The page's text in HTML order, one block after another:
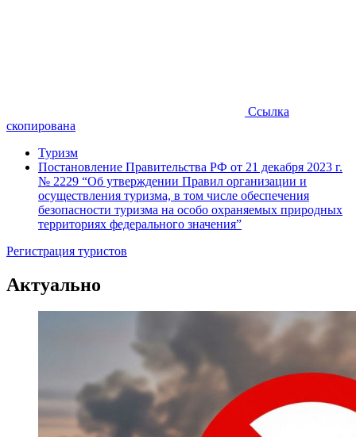
Ссылка
скопирована
Туризм
Постановление Правительства РФ от 21 декабря 2023 г.
№ 2229 “Об утверждении Правил организации и
осуществления туризма, в том числе обеспечения
безопасности туризма на особо охраняемых природных
территориях федерального значения”
Регистрация туристов
Актуально